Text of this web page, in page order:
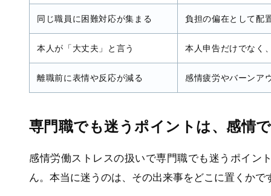
同じ職員に困難対応が集まる 負担の偏在として配
本人が「大丈夫」と言う 本人申告だけでなく
離職前に表情や反応が減る 感情疲労やバーンア
専門職でも迷うポイントは、感情
感情労働ストレスの扱いで専門職でも迷うポイン
ん。本当に迷うのは、その出来事をどこに置くかで